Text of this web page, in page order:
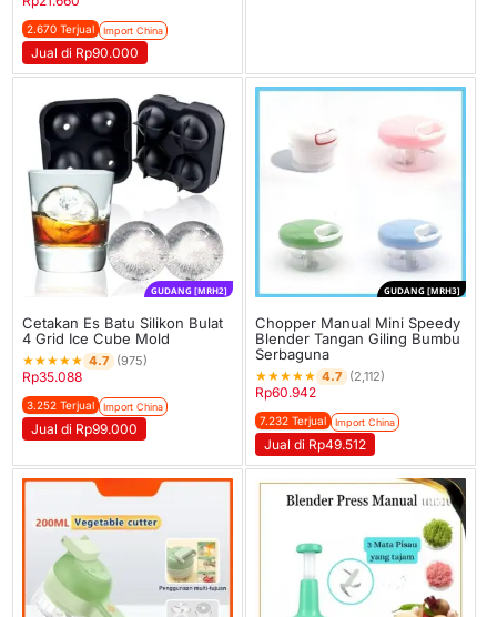
2.670 Terjual Import China
Jual di Rp90.000
GUDANG [MRH2]
Cetakan Es Batu Silikon Bulat
4 Grid Ice Cube Mold
★★★★★ 4.7 (975)
Rp35.088
3.252 Terjual Import China
Jual di Rp99.000
GUDANG [MRH3]
Chopper Manual Mini Speedy
Blender Tangan Giling Bumbu
Serbaguna
★★★★★ 4.7 (2,112)
Rp60.942
7.232 Terjual Import China
Jual di Rp49.512